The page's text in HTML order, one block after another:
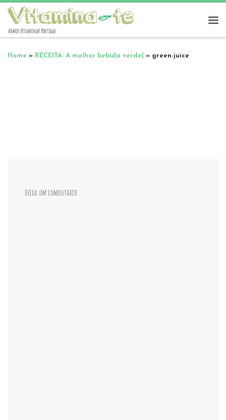
Vamos Vitaminar Portugal
Home » RECEITA: A melhor bebida verde| » green-juice
Deixa um comentário